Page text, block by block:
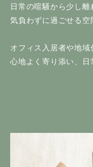
日常の喧騒から少し離
気負わずに過ごせる空
オフィス入居者や地域
心地よく寄り添い、日